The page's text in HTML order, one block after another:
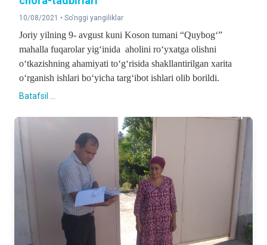
10/08/2021 • So'nggi yangiliklar
Joriy yilning 9- avgust kuni Koson tumani “Quybog‘”
mahalla fuqarolar yig‘inida aholini ro‘yxatga olishni
o‘tkazishning ahamiyati to‘g‘risida shakllantirilgan xarita
o‘rganish ishlari bo‘yicha targ‘ibot ishlari olib borildi.
Batafsil ...